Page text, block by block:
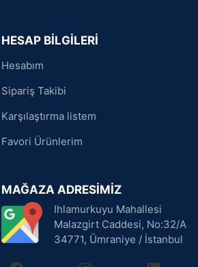
HESAP BİLGİLERİ
Hesabım
Sipariş Takibi
Karşılaştırma listem
Favori Ürünlerim
MAĞAZA ADRESİMİZ
Ihlamurkuyu Mahallesi
Malazgirt Caddesi, No:32/A
34771, Ümraniye / İstanbul